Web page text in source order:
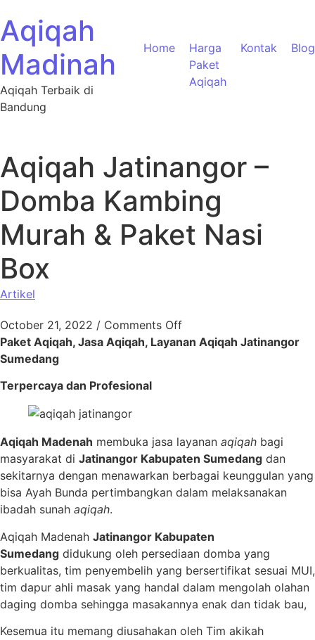
Aqiqah
Madinah
Aqiqah Terbaik di
Bandung
Home
Harga
Paket
Aqiqah
Kontak Blog
Aqiqah Jatinangor –
Domba Kambing
Murah & Paket Nasi
Box
Artikel
October 21, 2022 / Comments Off
Paket Aqiqah, Jasa Aqiqah, Layanan Aqiqah Jatinangor
Sumedang
Terpercaya dan Profesional
Aqiqah Madenah membuka jasa layanan aqiqah bagi
masyarakat di Jatinangor Kabupaten Sumedang dan
sekitarnya dengan menawarkan berbagai keunggulan yang
bisa Ayah Bunda pertimbangkan dalam melaksanakan
ibadah sunah aqiqah.
Aqiqah Madenah Jatinangor Kabupaten
Sumedang didukung oleh persediaan domba yang
berkualitas, tim penyembelih yang bersertifikat sesuai MUI,
tim dapur ahli masak yang handal dalam mengolah olahan
daging domba sehingga masakannya enak dan tidak bau,
Kesemua itu memang diusahakan oleh Tim akikah